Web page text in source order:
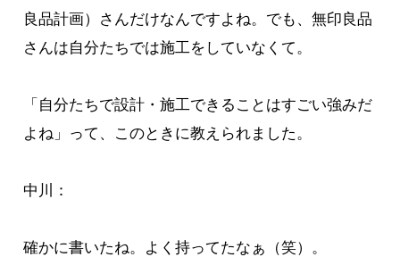
良品計画）さんだけなんですよね。でも、無印良品
さんは自分たちでは施工をしていなくて。
「自分たちで設計・施工できることはすごい強みだ
よね」って、このときに教えられました。
中川：
確かに書いたね。よく持ってたなぁ（笑）。